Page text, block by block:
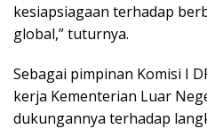
kesiapsiagaan terhadap
global,” tuturnya.
Sebagai pimpinan Komisi I
kerja Kementerian Luar
dukungannya terhadap